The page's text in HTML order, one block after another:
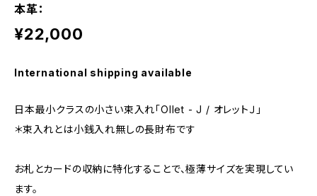
本革：
¥22,000
International shipping available
日本最小クラスの小さい束入れ「Ollet - J / オレットＪ」
＊束入れとは小銭入れ無しの長財布です
お札とカードの収納に特化することで、極薄サイズを実現してい
ます。